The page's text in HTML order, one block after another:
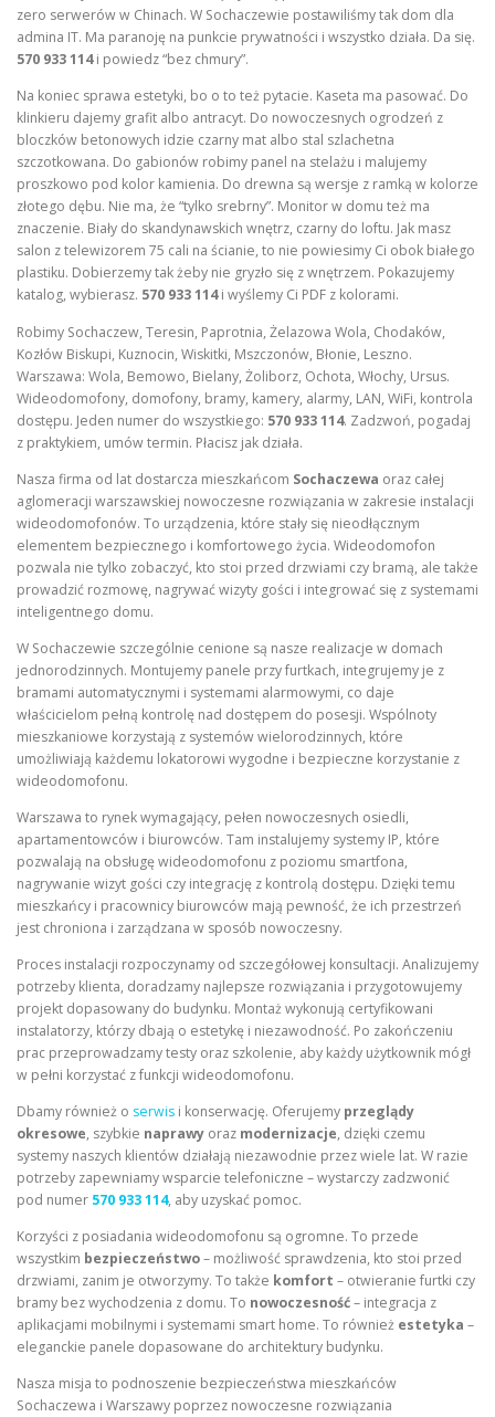
zero serwerów w Chinach. W Sochaczewie postawiliśmy tak dom dla
admina IT. Ma paranoję na punkcie prywatności i wszystko działa. Da się.
570 933 114i powiedz “bez chmury”.
Na koniec sprawa estetyki, bo o to też pytacie. Kaseta ma pasować. Do
klinkieru dajemy grafit albo antracyt. Do nowoczesnych ogrodzeń z
bloczków betonowych idzie czarny mat albo stal szlachetna
szczotkowana. Do gabionów robimy panel na stelażu i malujemy
proszkowo pod kolor kamienia. Do drewna są wersje z ramką w kolorze
złotego dębu. Nie ma, że “tylko srebrny”. Monitor w domu też ma
znaczenie. Biały do skandynawskich wnętrz, czarny do loftu. Jak masz
salon z telewizorem 75 cali na ścianie, to nie powiesimy Ci obok białego
plastiku. Dobierzemy tak żeby nie gryzło się z wnętrzem. Pokazujemy
katalog, wybierasz. 570 933 114i wyślemy Ci PDF z kolorami.
Robimy Sochaczew, Teresin, Paprotnia, Żelazowa Wola, Chodaków,
Kozłów Biskupi, Kuznocin, Wiskitki, Mszczonów, Błonie, Leszno.
Warszawa: Wola, Bemowo, Bielany, Żoliborz, Ochota, Włochy, Ursus.
Wideodomofony, domofony, bramy, kamery, alarmy, LAN, WiFi, kontrola
dostępu. Jeden numer do wszystkiego: 570 933 114. Zadzwoń, pogadaj
z praktykiem, umów termin. Płacisz jak działa.
Nasza firma od lat dostarcza mieszkańcom Sochaczewa oraz całej
aglomeracji warszawskiej nowoczesne rozwiązania w zakresie instalacji
wideodomofonów. To urządzenia, które stały się nieodłącznym
elementem bezpiecznego i komfortowego życia. Wideodomofon
pozwala nie tylko zobaczyć, kto stoi przed drzwiami czy bramą, ale także
prowadzić rozmowę, nagrywać wizyty gości i integrować się z systemami
inteligentnego domu.
W Sochaczewie szczególnie cenione są nasze realizacje w domach
jednorodzinnych. Montujemy panele przy furtkach, integrujemy je z
bramami automatycznymi i systemami alarmowymi, co daje
właścicielom pełną kontrolę nad dostępem do posesji. Wspólnoty
mieszkaniowe korzystają z systemów wielorodzinnych, które
umożliwiają każdemu lokatorowi wygodne i bezpieczne korzystanie z
wideodomofonu.
Warszawa to rynek wymagający, pełen nowoczesnych osiedli,
apartamentowców i biurowców. Tam instalujemy systemy IP, które
pozwalają na obsługę wideodomofonu z poziomu smartfona,
nagrywanie wizyt gości czy integrację z kontrolą dostępu. Dzięki temu
mieszkańcy i pracownicy biurowców mają pewność, że ich przestrzeń
jest chroniona i zarządzana w sposób nowoczesny.
Proces instalacji rozpoczynamy od szczegółowej konsultacji. Analizujemy
potrzeby klienta, doradzamy najlepsze rozwiązania i przygotowujemy
projekt dopasowany do budynku. Montaż wykonują certyfikowani
instalatorzy, którzy dbają o estetykę i niezawodność. Po zakończeniu
prac przeprowadzamy testy oraz szkolenie, aby każdy użytkownik mógł
w pełni korzystać z funkcji wideodomofonu.
Dbamy również o serwis i konserwację. Oferujemy przeglądy
okresowe, szybkie naprawy oraz modernizacje, dzięki czemu
systemy naszych klientów działają niezawodnie przez wiele lat. W razie
potrzeby zapewniamy wsparcie telefoniczne – wystarczy zadzwonić
pod numer 570 933 114, aby uzyskać pomoc.
Korzyści z posiadania wideodomofonu są ogromne. To przede
wszystkim bezpieczeństwo– możliwość sprawdzenia, kto stoi przed
drzwiami, zanim je otworzymy. To także komfort – otwieranie furtki czy
bramy bez wychodzenia z domu. To nowoczesność– integracja z
aplikacjami mobilnymi i systemami smart home. To również estetyka –
eleganckie panele dopasowane do architektury budynku.
Nasza misja to podnoszenie bezpieczeństwa mieszkańców
Sochaczewa i Warszawy poprzez nowoczesne rozwiązania